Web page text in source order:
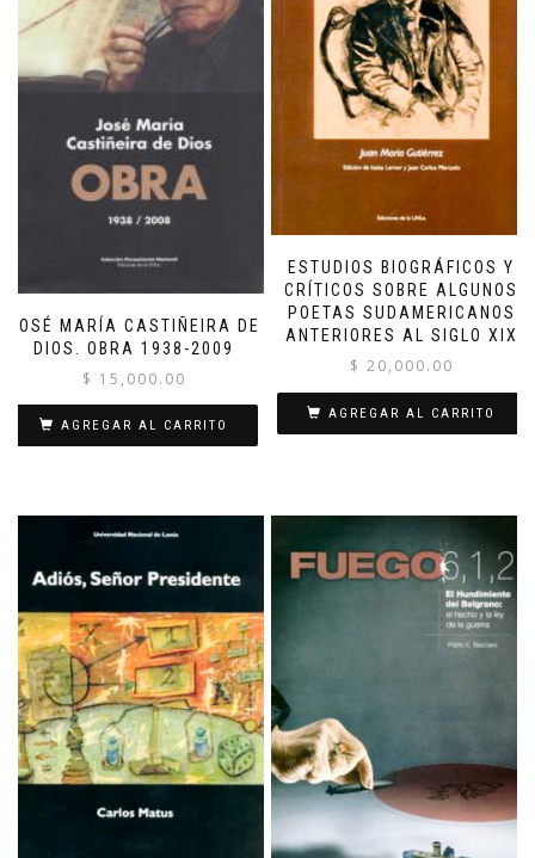
JOSÉ MARÍA CASTIÑEIRA DE
DIOS. OBRA 1938-2009
$ 15,000.00
AGREGAR AL CARRITO
ESTUDIOS BIOGRÁFICOS Y
CRÍTICOS SOBRE ALGUNOS
POETAS SUDAMERICANOS
ANTERIORES AL SIGLO XIX
$ 20,000.00
AGREGAR AL CARRITO